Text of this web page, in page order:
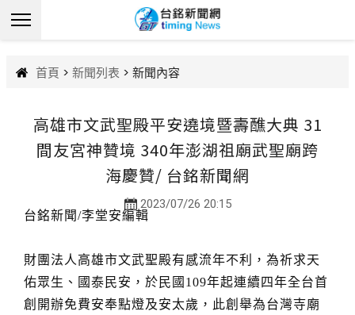
首頁 > 新聞列表 > 新聞內容
高雄市文武聖殿平安遶境暨壽醮大典 31
間友宮神贊境 340年澎湖祖廟武聖廟跨
海慶贊/ 台銘新聞網
2023/07/26 20:15
台銘新聞/李堂安編輯
財團法人高雄市文武聖殿有感流年不利，為祈求天
佑眾生、國泰民安，於民國109年起連續四年全台首
創開辦免費安奉點燈及安太歲，此創舉為台灣寺廟